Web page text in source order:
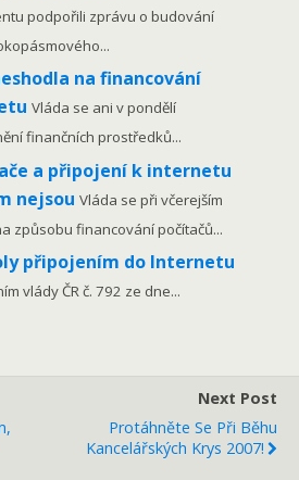
podpořili zprávu o budování
na financování
Vláda se ani v pondělí
finančních prostředků...
a připojení k internetu
nejsouVláda se při včerejším
způsobu financování počítačů...
připojením do Internetu
vlády ČR č. 792 ze dne...
Next Post
Protáhněte Se Při Běhu
Kancelářských Krys 2007!